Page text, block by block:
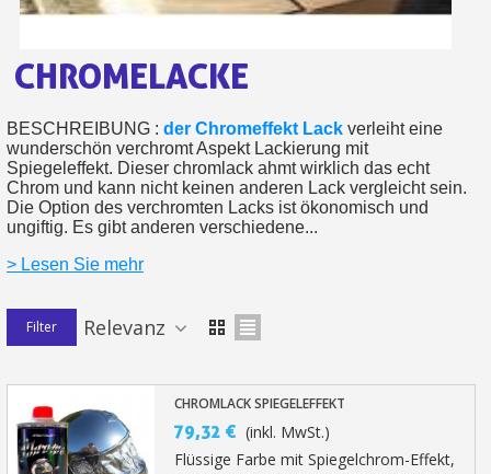
Rücksendung von
Rabatt von 5€ auf
10€ Einkaufsgutschein
10€ Einkaufsgutschein
CHROMELACKE
BESCHREIBUNG : der Chromeffekt Lack verleiht eine
wunderschön verchromt Aspekt Lackierung mit
Spiegeleffekt. Dieser chromlack ahmt wirklich das echt
Chrom und kann nicht keinen anderen Lack vergleicht sein.
Die Option des verchromten Lacks ist ökonomisch und
ungiftig. Es gibt anderen verschiedene...
> Lesen Sie mehr
Filter Relevanz
CHROMLACK SPIEGELEFFEKT
79,32 € (inkl. MwSt.)
Flüssige Farbe mit Spiegelchrom-Effekt,